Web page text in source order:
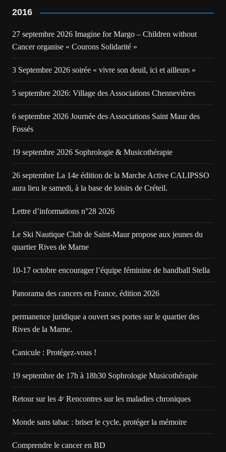
2016
27 septembre 2026 Imagine for Margo – Children without
Cancer organise « Courons Solidarité »
3 Septembre 2026 soirée « vivre son deuil, ici et ailleurs »
5 septembre 2026: Village des Associations Chennevières
6 septembre 2026 Journée des Associations Saint Maur des
Fossés
19 septembre 2026 Sophrologie & Musicothérapie
26 septembre La 14e édition de la Marche Active CALIPSSO
aura lieu le samedi, à la base de loisirs de Créteil.
Lettre d’informations n°28 2026
Le Ski Nautique Club de Saint-Maur propose aux jeunes du
quartier Rives de Marne
10-17 octobre encourager l’équipe féminine de handball Stella
Panorama des cancers en France, édition 2026
permanence juridique a ouvert ses portes sur le quartier des
Rives de la Marne.
Canicule : Protégez-vous !
19 septembre de 17h à 18h30 Sophrologie Musicothérapie
Retour sur les 4ᵉ Rencontres sur les maladies chroniques
Monde sans tabac : briser le cycle, protéger la mémoire
Comprendre le cancer en BD